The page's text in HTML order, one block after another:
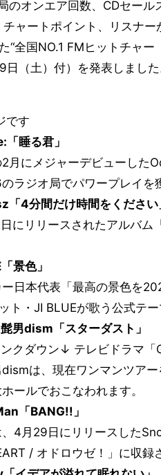
のオンエア回数、CDセール
ャートポイント、リスナー
“全国NO.1 FMヒットチャー
日（土）付）を発表しました
です
睡る君」
月にメジャーデビューした
ラジオ局でパワープレイを
4分間だけ時間をください
にリリースされたアルバム
景色」
日本代表「最高の景色を
ト・JI BLUEが歌う公式テー
男dism「スターダスト」
クダウン↓ テレビドラマ「
は、現在ワンマンツア
ールでおこなわれます。
「BANG!!」
4月29日にリリースした
/ オドロウゼ！」に収録